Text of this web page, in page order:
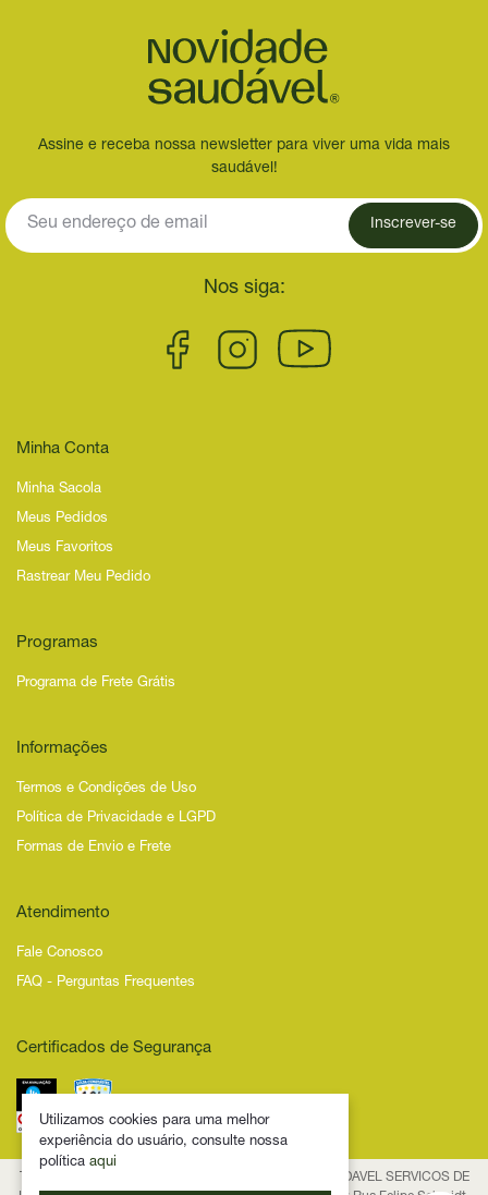
Assine e receba nossa newsletter para viver uma vida mais
saudável!
Inscrever-se
Nos siga:
Minha Conta
Minha Sacola
Meus Pedidos
Meus Favoritos
Rastrear Meu Pedido
Programas
Programa de Frete Grátis
Informações
Termos e Condições de Uso
Política de Privacidade e LGPD
Formas de Envio e Frete
Atendimento
Fale Conosco
FAQ - Perguntas Frequentes
Certificados de Segurança
Todos os Direitos Reservados – 2025 – NOVIDADE SAUDAVEL SERVICOS DE
Utilizamos cookies para uma melhor
experiência do usuário, consulte nossa
política aqui